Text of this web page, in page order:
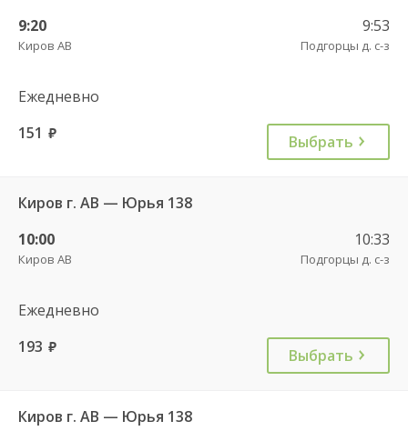
9:20
Киров АВ
9:53
Подгорцы д. с-з
Ежедневно
151 руб. Выбрать
Киров г. АВ — Юрья 138
10:00
Киров АВ
10:33
Подгорцы д. с-з
Ежедневно
193 руб. Выбрать
Киров г. АВ — Юрья 138